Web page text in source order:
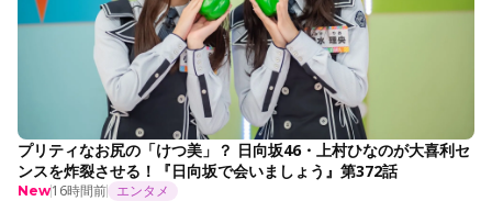
プリティなお尻の「けつ美」？ 日向坂46・上村ひなのが大喜利セ
ンスを炸裂させる！『日向坂で会いましょう』第372話
New16時間前 エンタメ